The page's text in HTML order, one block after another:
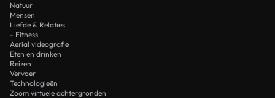
Natuur
Mensen
Liefde & Relaties
- Fitness
Aerial videografie
Eten en drinken
Reizen
Vervoer
Technologieën
Zoom virtuele achtergronden